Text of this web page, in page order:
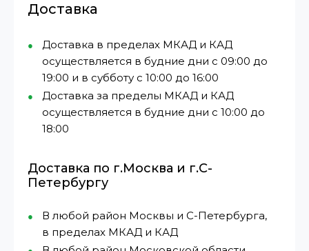
Доставка
Доставка в пределах МКАД и КАД
осуществляется в будние дни с 09:00 до
19:00 и в субботу с 10:00 до 16:00
Доставка за пределы МКАД и КАД
осуществляется в будние дни с 10:00 до
18:00
Доставка по г.Москва и г.С-
Петербургу
В любой район Москвы и С-Петербурга,
в пределах МКАД и КАД